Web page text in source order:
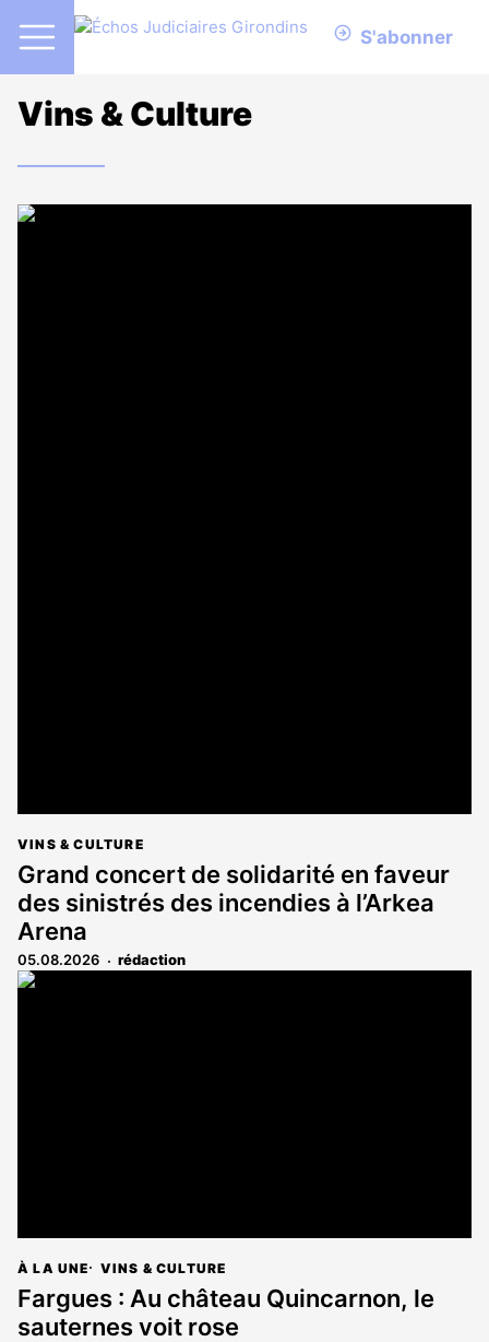
S'abonner
Vins & Culture
VINS & CULTURE
Grand concert de solidarité en faveur
des sinistrés des incendies à l’Arkea
Arena
05.08.2026 rédaction
À LA UNE VINS & CULTURE
Fargues : Au château Quincarnon, le
sauternes voit rose